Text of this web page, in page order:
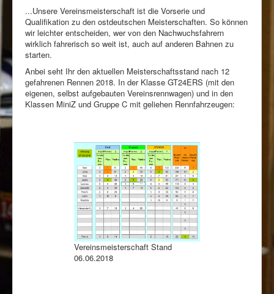
Rechtliches
Rennbahn mieten!
...Unsere Vereinsmeisterschaft ist die Vorserie und
Qualifikation zu den ostdeutschen Meisterschaften. So können
wir leichter entscheiden, wer von den Nachwuchsfahrern
wirklich fahrerisch so weit ist, auch auf anderen Bahnen zu
starten.
Anbei seht Ihr den aktuellen Meisterschaftsstand nach 12
gefahrenen Rennen 2018. In der Klasse GT24ERS (mit den
eigenen, selbst aufgebauten Vereinsrennwagen) und in den
Klassen MiniZ und Gruppe C mit geliehen Rennfahrzeugen:
Vereinsmeisterschaft Stand
06.06.2018